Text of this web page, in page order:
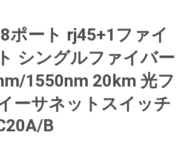
ポート rj45+1ファイ
シングルファイバー
1550nm 20km 光フ
ーサネットスイッチ
B